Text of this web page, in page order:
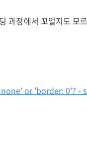
과정에서 꼬일지도 모
or 'border: 0'? -